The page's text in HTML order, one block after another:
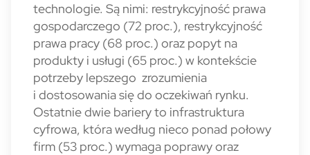
technologie. Są nimi: restrykcyjność prawa
gospodarczego (72 proc.), restrykcyjność
prawa pracy (68 proc.) oraz popyt na
produkty i usługi (65 proc.) w kontekście
potrzeby lepszego zrozumienia
i dostosowania się do oczekiwań rynku.
Ostatnie dwie bariery to infrastruktura
cyfrowa, która według nieco ponad połowy
firm (53 proc.) wymaga poprawy oraz